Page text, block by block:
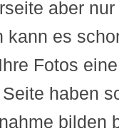
aber
kann es
Fotos
haben
bilden